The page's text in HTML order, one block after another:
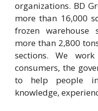
organizations. BD
more than 16,000
frozen warehouse
more than 2,800
sections. We
consumers, the
to help people
knowledge,